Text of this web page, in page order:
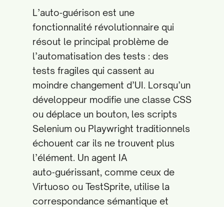
L’auto‑guérison est une
fonctionnalité révolutionnaire qui
résout le principal problème de
l’automatisation des tests : des
tests fragiles qui cassent au
moindre changement d’UI. Lorsqu’un
développeur modifie une classe CSS
ou déplace un bouton, les scripts
Selenium ou Playwright traditionnels
échouent car ils ne trouvent plus
l’élément. Un agent IA
auto‑guérissant, comme ceux de
Virtuoso ou TestSprite, utilise la
correspondance sémantique et